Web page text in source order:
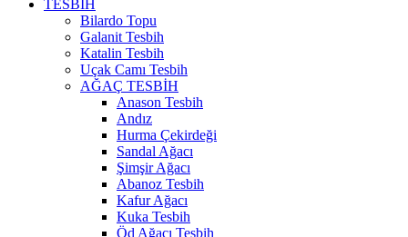
TESBİH
Bilardo Topu
Galanit Tesbih
Katalin Tesbih
Uçak Camı Tesbih
AĞAÇ TESBİH
Anason Tesbih
Andız
Hurma Çekirdeği
Sandal Ağacı
Şimşir Ağacı
Abanoz Tesbih
Kafur Ağacı
Kuka Tesbih
Öd Ağacı Tesbih